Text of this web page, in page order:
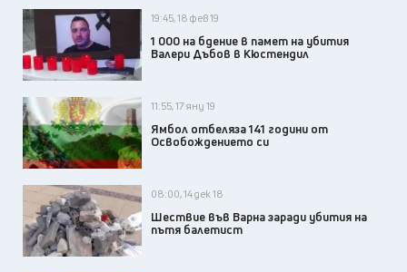
19:45, 18 фев 19
1 000 на бдение в памет на убития
Валери Дъбов в Кюстендил
11:55, 17 яну 19
Ямбол отбеляза 141 години от
Освобождението си
08:00, 14 дек 18
Шествие във Варна заради убития на
пътя балетист